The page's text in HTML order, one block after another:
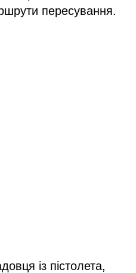
пересування.
із пістолета,